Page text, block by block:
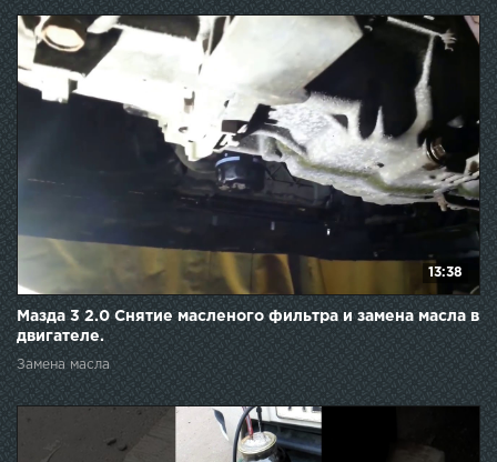
13:38
Мазда 3 2.0 Снятие масленого фильтра и замена масла в
двигателе.
Замена масла